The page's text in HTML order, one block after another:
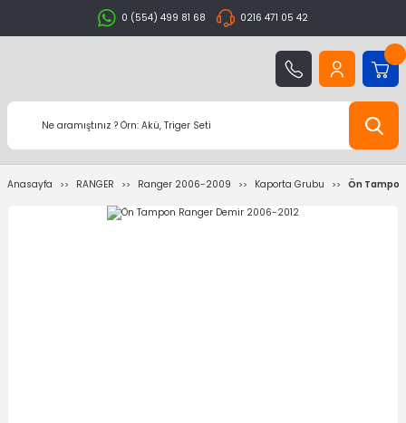
0 (554) 499 81 68 0216 471 05 42
Anasayfa RANGER Ranger 2006-2009 Kaporta Grubu Ön